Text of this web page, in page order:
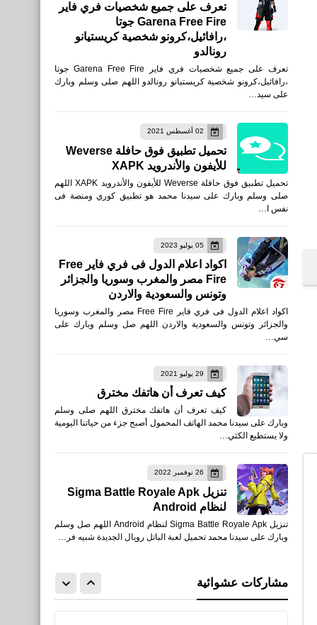
تعرف على جميع شخصيات فري فاير
Garena Free Fire جوتا
،رافائيل،كرونو شخصية كريستيانو
رونالدو
تعرف على جميع شخصيات فري فاير Garena Free Fire جوتا
،رافائيل،كرونو شخصية كريستيانو رونالدو اللهم صلى وسلم وبارك
على سيد…
02 أغسطس 2021
تحميل تطبيق فوق حافلة Weverse
للأيفون والأندرويد XAPK
تحميل تطبيق فوق حافلة Weverse للأيفون والأندرويد XAPK اللهم
صلى وسلم وبارك على سيدنا محمد هو تطبيق كوري ومنصة فى
نفس ا…
05 يوليو 2023
اكواد اعلام الدول فى فري فاير Free
Fire مصر والمغرب وسوريا والجزائر
وتونس والسعودية والاردن
اكواد اعلام الدول فى فري فاير Free Fire مصر والمغرب وسوريا
والجزائر وتونس والسعودية والاردن اللهم صل وسلم وبارك على
سي…
29 يوليو 2021
كيف تعرف أن هاتفك مخترق
كيف تعرف أن هاتفك مخترق اللهم صلى وسلم
وبارك على سيدنا محمد الهاتف المحمول أصبح جزء من حياتنا اليومية
ولا يستطيع الكثي…
26 نوفمبر 2022
تنزيل Sigma Battle Royale Apk
لنظام Android
تنزيل Sigma Battle Royale Apk لنظام Android اللهم صل وسلم
وبارك على سيدنا محمد تحميل لعبة الباتل رويال الجديدة شبيه فر…
مشاركات عشوائية
محاكي للأيفون والأندرويد
نطبيقات
تطبيق آيكون: هوية المتصل،
المكالمات وجهات الاتصال
نطبيقات
download Instagram ios
for android apk
نطبيقات
download snapchat ios for
android apk
التنفسي